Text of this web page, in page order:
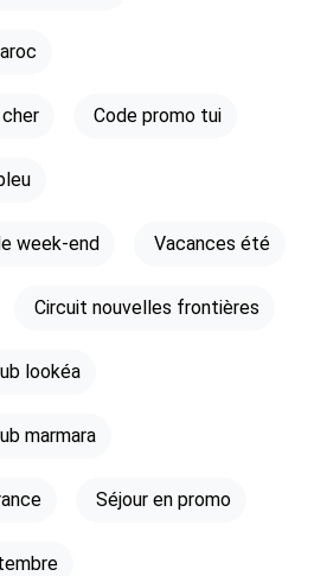
Code promo tui
week-end Vacances été
Circuit nouvelles frontières
lookéa
marmara
Séjour en promo